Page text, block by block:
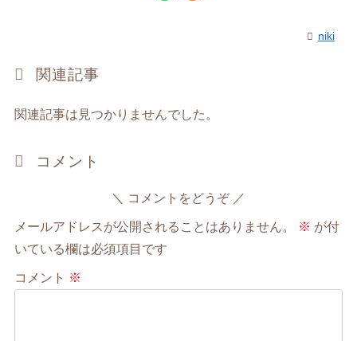
niki
関連記事
関連記事は見つかりませんでした。
コメント
コメントをどうぞ
メールアドレスが公開されることはありません。 ※ が付
いている欄は必須項目です
コメント ※